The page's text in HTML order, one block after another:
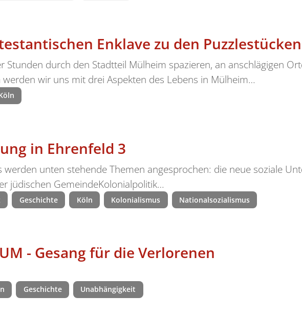
Enklave zu den
Stunden durch den Stadtteil Mülheim spazieren, an anschlägigen
wir uns mit drei Aspekten des Lebens in Mülheim…
in Ehrenfeld 3
werden unten stehende Themen angesprochen: die neue soziale
jüdischen GemeindeKolonialpolitik…
Geschichte Köln Kolonialismus Nationalsozialismus
- Gesang für die Verlorenen
Geschichte Unabhängigkeit